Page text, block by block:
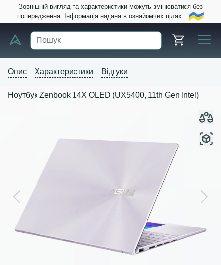
Зовнішній вигляд та характеристики можуть змінюватися без
попередження. Інформація надана в ознайомчих цілях.
Опис Характеристики Відгуки
Ноутбук Zenbook 14X OLED (UX5400, 11th Gen Intel)
Previous Next